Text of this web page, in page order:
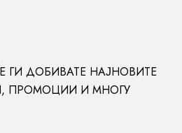
ГИ ДОБИВАТЕ НАЈНОВИТЕ
ПРОМОЦИИ И МНОГУ